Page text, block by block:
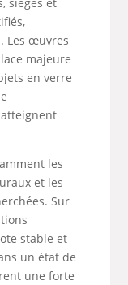
Les œuvres
majeure
en verre
les
et les
Sur
stable et
un état de
une forte